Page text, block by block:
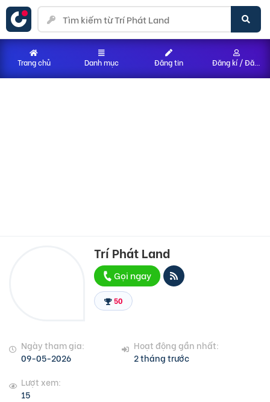
50
Trí Phát Land
Gọi ngay
Ngày tham gia:
09-05-2026
Hoạt động gần nhất:
2 tháng trước
Lượt xem:
15
Trang chủ Danh mục Đăng tin